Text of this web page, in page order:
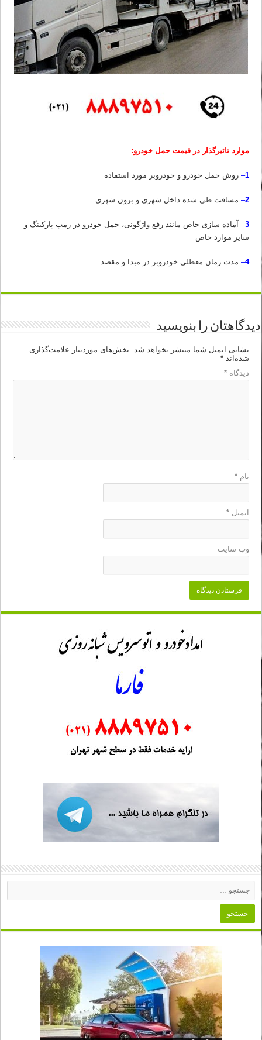
موارد تاثیرگذار در قیمت حمل خودرو:
1
– روش حمل خودرو و خودروبر مورد استفاده
2
– مسافت طی شده داخل شهری و برون شهری
3
– آماده سازی خاص مانند رفع واژگونی، حمل خودرو در رمپ پارکینگ و
سایر موارد خاص
4
– مدت زمان معطلی خودروبر در مبدا و مقصد
دیدگاهتان را بنویسید
نشانی ایمیل شما منتشر نخواهد شد.
بخش‌های موردنیاز علامت‌گذاری
شده‌اند*
دیدگاه*
نام*
ایمیل*
وب‌ سایت